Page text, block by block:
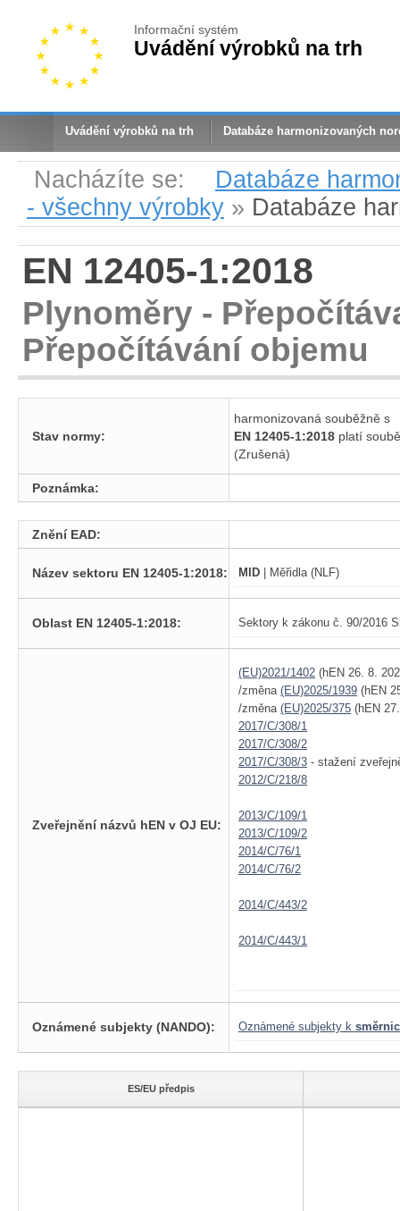
Informační systém
Uvádění výrobků na trh
Uvádění výrobků na trh Databáze harmonizovaných
Nacházíte se:
Databáze
- všechny výrobky » Databáze
EN 12405-1:2018
Plynoměry -
Přepočítávání objemu
Stav normy:
harmonizovaná souběžně s
EN 12405-1:2018 platí
(Zrušená)
Poznámka:
Znění EAD:
Název sektoru EN 12405-1:2018: MID | Měřidla (NLF)
Oblast EN 12405-1:2018: Sektory k zákonu č. 90/2016
Zveřejnění názvů hEN v OJ EU:
(EU)2021/1402 (hEN 26. 8.
/změna (EU)2025/1939 (hEN
/změna (EU)2025/375 (hEN
2017/C/308/1
2017/C/308/2
2017/C/308/3 - stažení
2012/C/218/8
2013/C/109/1
2013/C/109/2
2014/C/76/1
2014/C/76/2
2014/C/443/2
2014/C/443/1
Oznámené subjekty (NANDO): Oznámené subjekty k
ES/EU předpis